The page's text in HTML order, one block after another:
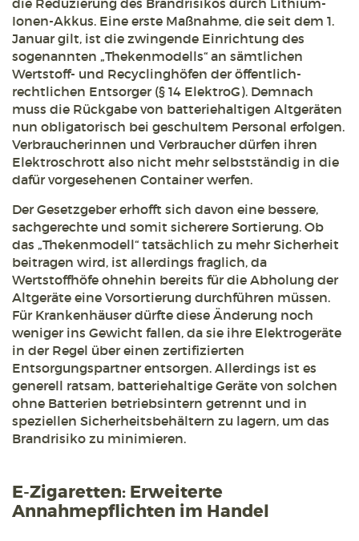
die Reduzierung des Brandrisikos durch Lithium-
Ionen-Akkus. Eine erste Maßnahme, die seit dem 1.
Januar gilt, ist die zwingende Einrichtung des
sogenannten „Thekenmodells“ an sämtlichen
Wertstoff- und Recyclinghöfen der öffentlich-
rechtlichen Entsorger (§ 14 ElektroG). Demnach
muss die Rückgabe von batteriehaltigen Altgeräten
nun obligatorisch bei geschultem Personal erfolgen.
Verbraucherinnen und Verbraucher dürfen ihren
Elektroschrott also nicht mehr selbstständig in die
dafür vorgesehenen Container werfen.
Der Gesetzgeber erhofft sich davon eine bessere,
sachgerechte und somit sicherere Sortierung. Ob
das „Thekenmodell“ tatsächlich zu mehr Sicherheit
beitragen wird, ist allerdings fraglich, da
Wertstoffhöfe ohnehin bereits für die Abholung der
Altgeräte eine Vorsortierung durchführen müssen.
Für Krankenhäuser dürfte diese Änderung noch
weniger ins Gewicht fallen, da sie ihre Elektrogeräte
in der Regel über einen zertifizierten
Entsorgungspartner entsorgen. Allerdings ist es
generell ratsam, batteriehaltige Geräte von solchen
ohne Batterien betriebsintern getrennt und in
speziellen Sicherheitsbehältern zu lagern, um das
Brandrisiko zu minimieren.
E-Zigaretten: Erweiterte
Annahmepflichten im Handel